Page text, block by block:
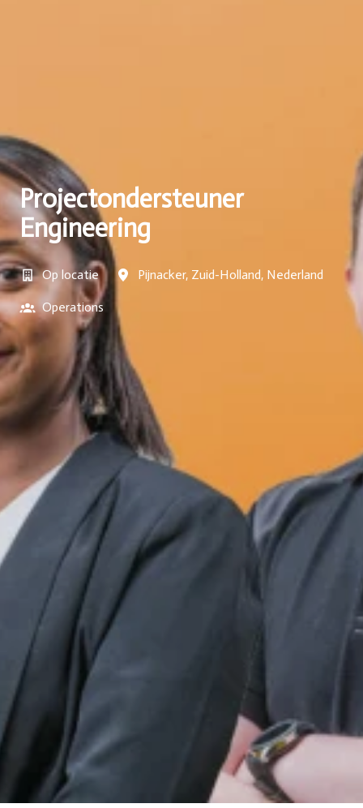
Projectondersteuner
Engineering
Op locatie Pijnacker, Zuid-Holland, Nederland
Operations